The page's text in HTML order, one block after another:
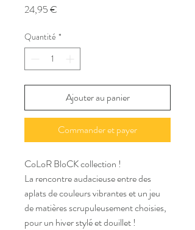
24,95 €
Quantité *
Ajouter au panier
Commander et payer
CoLoR BloCK collection !
La rencontre audacieuse entre des
aplats de couleurs vibrantes et un jeu
de matières scrupuleusement choisies,
pour un hiver stylé et douillet !